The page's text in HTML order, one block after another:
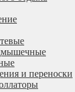
и переноски